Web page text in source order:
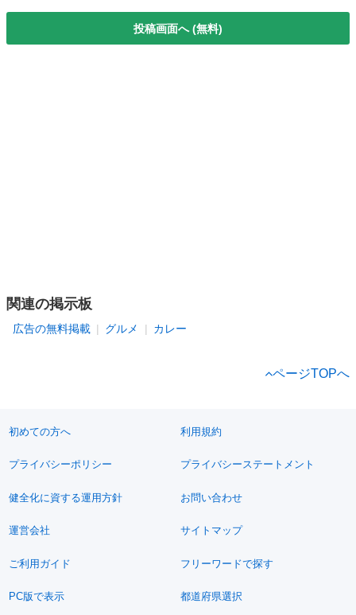
投稿画面へ (無料)
関連の掲示板
広告の無料掲載 グルメ カレー
ページTOPへ
初めての方へ 利用規約
プライバシーポリシー プライバシーステートメント
健全化に資する運用方針 お問い合わせ
運営会社 サイトマップ
ご利用ガイド フリーワードで探す
PC版で表示 都道府県選択